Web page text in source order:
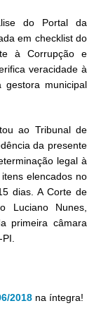
do Portal da
em checklist do
à Corrupção e
veracidade à
municipal
ao Tribunal de
da presente
legal à
elencados no
dias. A Corte de
Luciano Nunes,
primeira câmara
2018 na íntegra!